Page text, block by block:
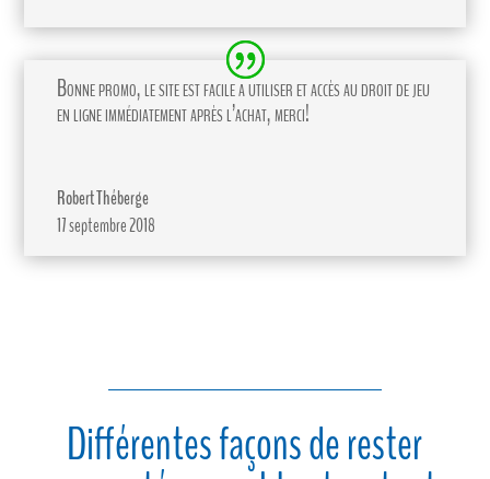
Bonne promo, le site est facile a utiliser et accès au droit de jeu
en ligne immédiatement après l’achat, merci!
Robert Théberge
17 septembre 2018
Différentes façons de rester